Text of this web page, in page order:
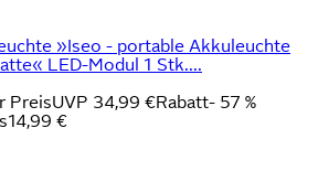
»Iseo - portable Akkuleuchte
LED-Modul 1 Stk....
PreisUVP 34,99 €Rabatt- 57 %
14,99 €